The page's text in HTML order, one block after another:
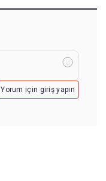
Yorum için giriş yapın